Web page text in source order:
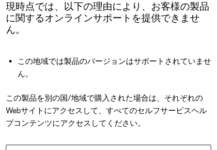
現時点では、以下の理由により、お客様の製品
に関するオンラインサポートを提供できませ
ん。
この地域では製品のバージョンはサポートされていませ
ん。
この製品を別の国/地域で購入された場合は、それぞれの
Webサイトにアクセスして、すべてのセルフサービスヘル
プコンテンツにアクセスしてください。